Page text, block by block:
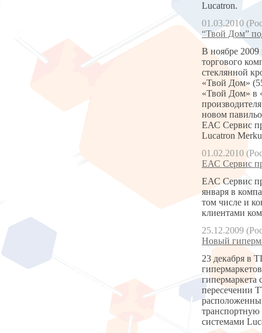
Lucatron.
01.03.2010
“Твой Дом”
В ноябре 2009
торгового
стеклянной
«Твой Дом»
«Твой Дом» в
новом
ЕАС Сервис
Lucatron
01.02.2010
ЕАС Сервис
ЕАС Сервис
января в
том числе и
клиентами
25.12.2009
Новый
23 декабря в
гипермаркета
пересечении
транспортную
системами